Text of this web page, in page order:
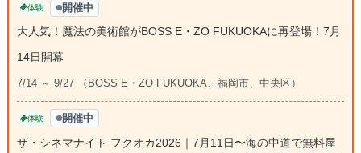
体験 開催中
大人気！魔法の美術館がBOSS E・ZO FUKUOKAに再登場！7月
14日開幕
7/14 ～ 9/27 （BOSS E・ZO FUKUOKA、福岡市、中央区）
体験 開催中
ザ・シネマナイト フクオカ2026｜7月11日〜海の中道で無料屋